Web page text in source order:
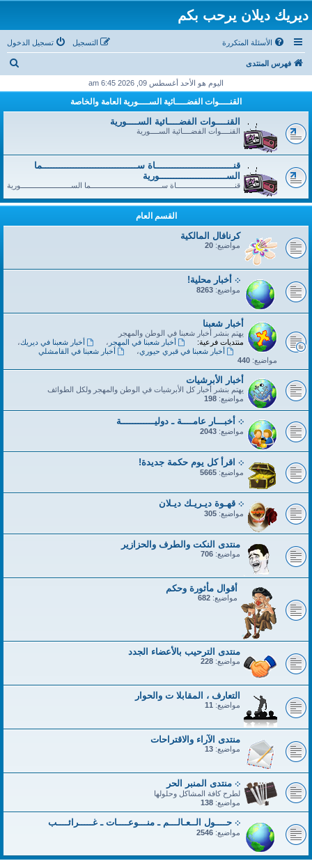
ديريك ديلان يرحب بكم
الأسئلة المتكررة تسجيل الدخول التسجيل
فهرس المنتدى
اليوم هو الأحد أغسطس 09, 2026 6:45 am
القنــــوات الفضــــائية الســــورية العامة والخاصة
القنــــوات الفضــــائية الســــورية
القنــــوات الفضــــائية الســــورية
قنــــــــــــــــــــــــــــاة ســــــــــــــــــــــــــــــــــما
الســــــــــــــــــــــــورية
قنــــــــــــــــــــــــــــاة ســــــــــــــــــــــــــــــــــما الســــــــــــــــــــــــورية
القسم العام
كرنافال المالكية
مواضيع: 20
܀ أخبار محلية!
مواضيع: 8263
أخبار شعبنا
يهتم بنشر أخبار شعبنا في الوطن والمهجر
منتديات فرعية:
أخبار شعبنا في المهجر ، أخبار شعبنا في ديريك،
أخبار شعبنا في قبري حيوري،
أخبار شعبنا في القامشلي
مواضيع: 440
أخبار الأبرشيات
يهتم بنشر أخبار كل الأبرشيات في الوطن والمهجر ولكل الطوائف
مواضيع: 198
܀ أخبـــار عامــــة ـ دوليــــــــــــة
مواضيع: 2043
܀ اقرأ كل يوم حكمة جديدة!
مواضيع: 5665
܀ قهـوة ديـريـك ديـلان
مواضيع: 305
منتدى النكت والطرف والحزازير
مواضيع: 706
أقوال مأثورة وحكم
مواضيع: 682
منتدى الترحيب بالأعضاء الجدد
مواضيع: 228
التعارف ، المقابلا ت والحوار
مواضيع: 11
منتدى الآراء والاقتراحات
مواضيع: 13
܀ منتدى المنبر الحر
لطرح كافة المشاكل وحلولها
مواضيع: 138
܀ حــــول الــعـالـــم ـ منـــوعــــات ـ غـــــرائــــب
مواضيع: 2546